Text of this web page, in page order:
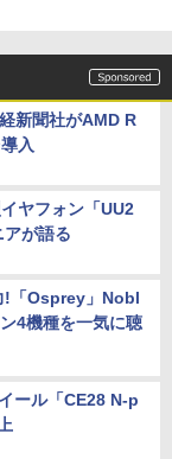
新聞社がAMD R
入
ヤフォン「UU2
が語る
!「Osprey」Nobl
4機種を一気に聴
ール「CE28 N-p